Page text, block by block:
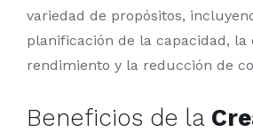
variedad de propósitos,
planificación de la capacidad,
rendimiento y la reducción de
Beneficios de la